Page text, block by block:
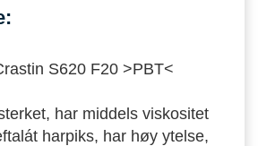
S620 F20 >PBT<
har middels viskositet
harpiks, har høy ytelse,